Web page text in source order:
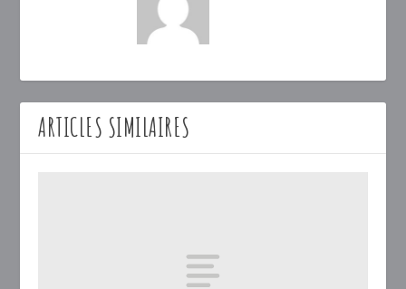
ARTICLES SIMILAIRES